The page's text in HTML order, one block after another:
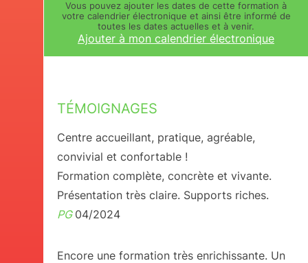
Vous pouvez ajouter les dates de cette formation à
votre calendrier électronique et ainsi être informé de
toutes les dates actuelles et à venir.
Ajouter à mon calendrier électronique
TÉMOIGNAGES
Centre accueillant, pratique, agréable,
convivial et confortable !
Formation complète, concrète et vivante.
Présentation très claire. Supports riches.
PG 04/2024
Encore une formation très enrichissante. Un